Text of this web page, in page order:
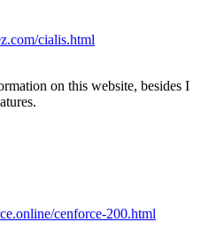
cialis.html
on this website, besides I
cenforce-200.html